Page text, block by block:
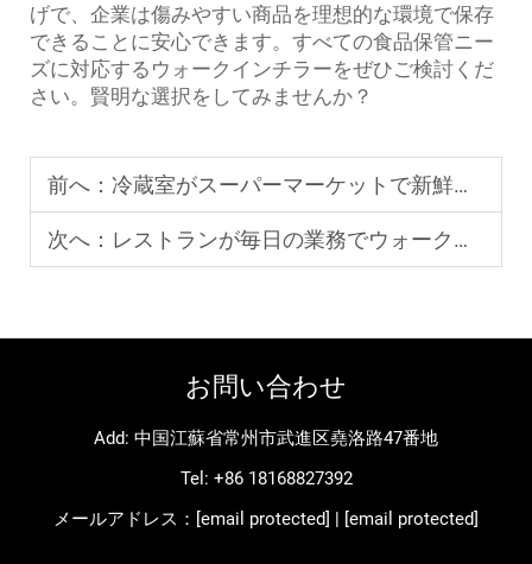
げで、企業は傷みやすい商品を理想的な環境で保存
できることに安心できます。すべての食品保管ニー
ズに対応するウォークインチラーをぜひご検討くだ
さい。賢明な選択をしてみませんか？
前へ： 冷蔵室がスーパーマーケットで新鮮さを保つ仕組み
次へ： レストランが毎日の業務でウォークインチラーに依存する理由
お問い合わせ
Add: 中国江蘇省常州市武進区堯洛路47番地
Tel: +86 18168827392
メールアドレス： [email protected] | [email protected]